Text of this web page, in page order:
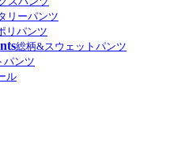
リーパンツ
リパンツ
総柄&スウェットパンツ
パンツ
ル